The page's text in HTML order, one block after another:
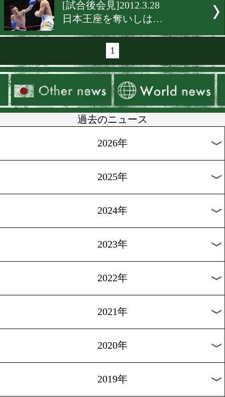
[試合後会見]2012.4.5
左を傷めた
[大毅試合後会見]2012.4.5
妹は勝利の女神
[試合後会見]2012.3.31
名城健在!
[試合後会見]2012.3.28
緑のベルトを奪いしは!!
[試合後会見]2012.3.28
日本王座を奪いしは…
1
過去のニュース